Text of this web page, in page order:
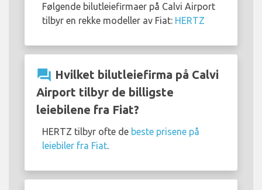
Følgende bilutleiefirmaer på Calvi Airport
tilbyr en rekke modeller av Fiat: HERTZ
question_answer Hvilket bilutleiefirma på Calvi
Airport tilbyr de billigste
leiebilene fra Fiat?
HERTZ tilbyr ofte de beste prisene på
leiebiler fra Fiat